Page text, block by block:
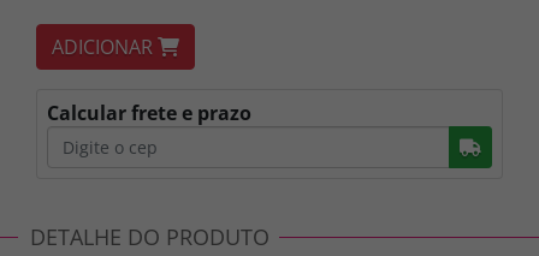
ADICIONAR
Calcular frete e prazo
DETALHE DO PRODUTO